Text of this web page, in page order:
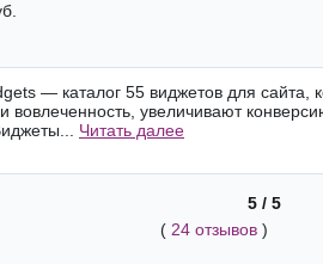
— каталог 55 виджетов для сайта,
вовлеченность, увеличивают
Читать далее
5 / 5
( 24 отзывов)